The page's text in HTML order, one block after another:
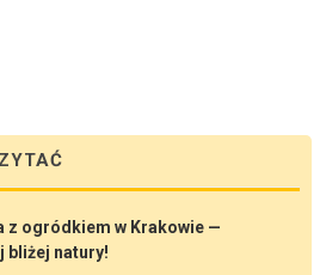
z ogródkiem w Krakowie —
bliżej natury!